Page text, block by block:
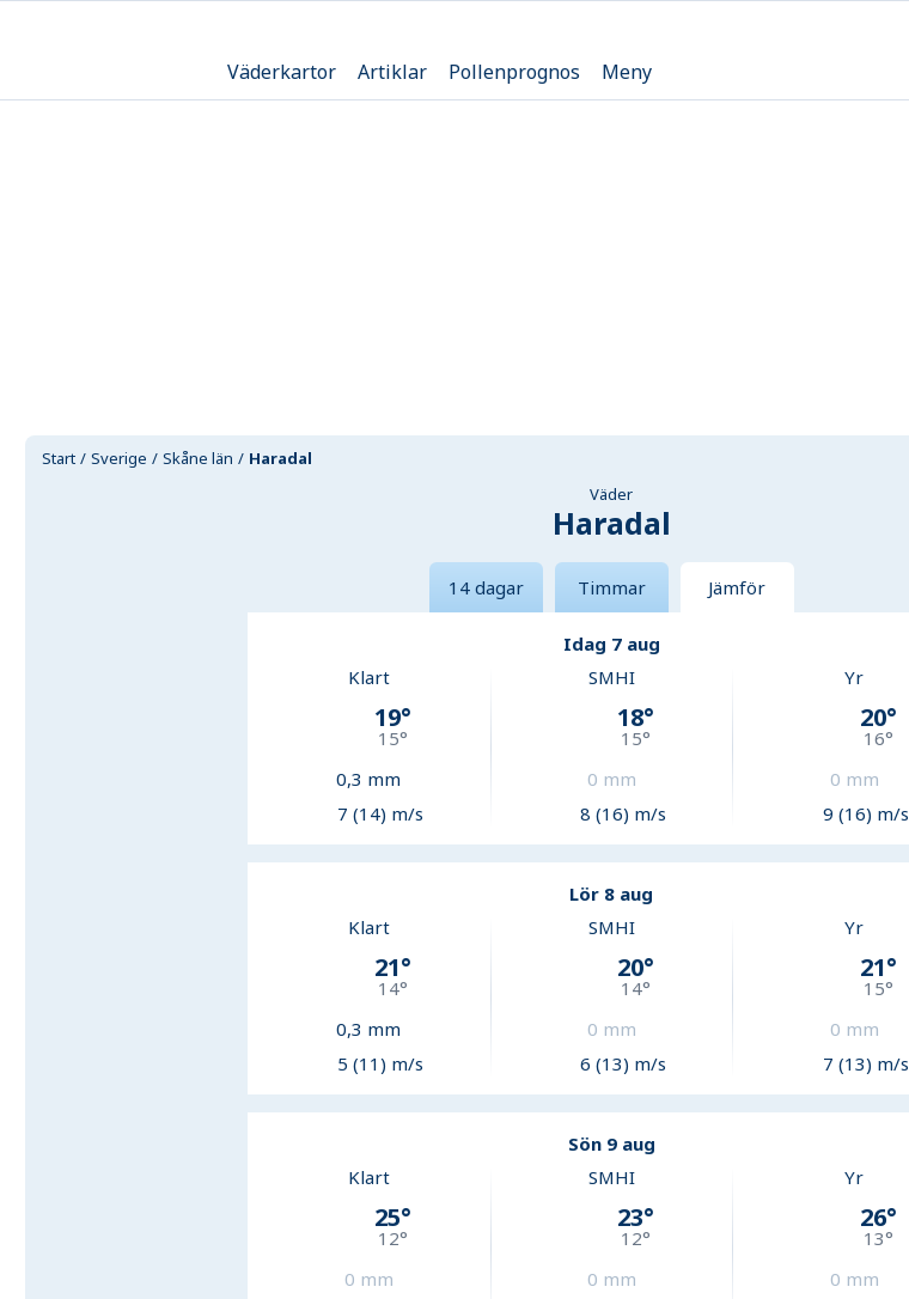
Väderkartor Artiklar Pollenprognos Meny
Start Sverige Skåne län Haradal
Väder
Haradal
14 dagar Timmar Jämför
Idag 7 aug
Klart
19°
15°
0,3 mm
7 (14) m/s
SMHI
18°
15°
0 mm
8 (16) m/s
Yr
20°
16°
0 mm
9 (16) m/s
Lör 8 aug
Klart
21°
14°
0,3 mm
5 (11) m/s
SMHI
20°
14°
0 mm
6 (13) m/s
Yr
21°
15°
0 mm
7 (13) m/s
Sön 9 aug
Klart
25°
12°
0 mm
SMHI
23°
12°
0 mm
Yr
26°
13°
0 mm